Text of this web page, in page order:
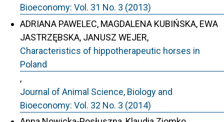
Bioeconomy: Vol. 31 No. 3 (2013)
ADRIANA PAWELEC, MAGDALENA KUBIŃSKA, EWA
JASTRZĘBSKA, JANUSZ WEJER,
Characteristics of hippotherapeutic horses in
Poland
,
Journal of Animal Science, Biology and
Bioeconomy: Vol. 32 No. 3 (2014)